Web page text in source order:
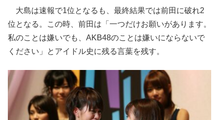
大島は速報で1位となるも、最終結果では前田に破れ2
位となる。この時、前田は「一つだけお願いがあります。
私のことは嫌いでも、AKB48のことは嫌いにならないで
ください」とアイドル史に残る言葉を残す。